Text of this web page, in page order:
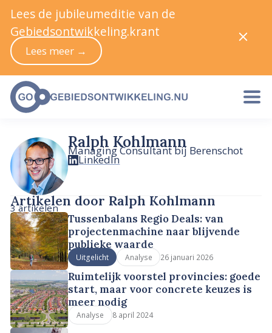
Ralph Kohlmann
Managing Consultant bij Berenschot
LinkedIn
Artikelen door Ralph Kohlmann
3 artikelen
Tussenbalans Regio Deals: van
projectenmachine naar blijvende
publieke waarde
Uitgelicht Analyse 26 januari 2026
Ruimtelijk voorstel provincies: goede
start, maar voor concrete keuzes is
meer nodig
Analyse 8 april 2024
Lees de jubileumeditie van de
Gebiedsontwikkeling.krant
Lees meer →